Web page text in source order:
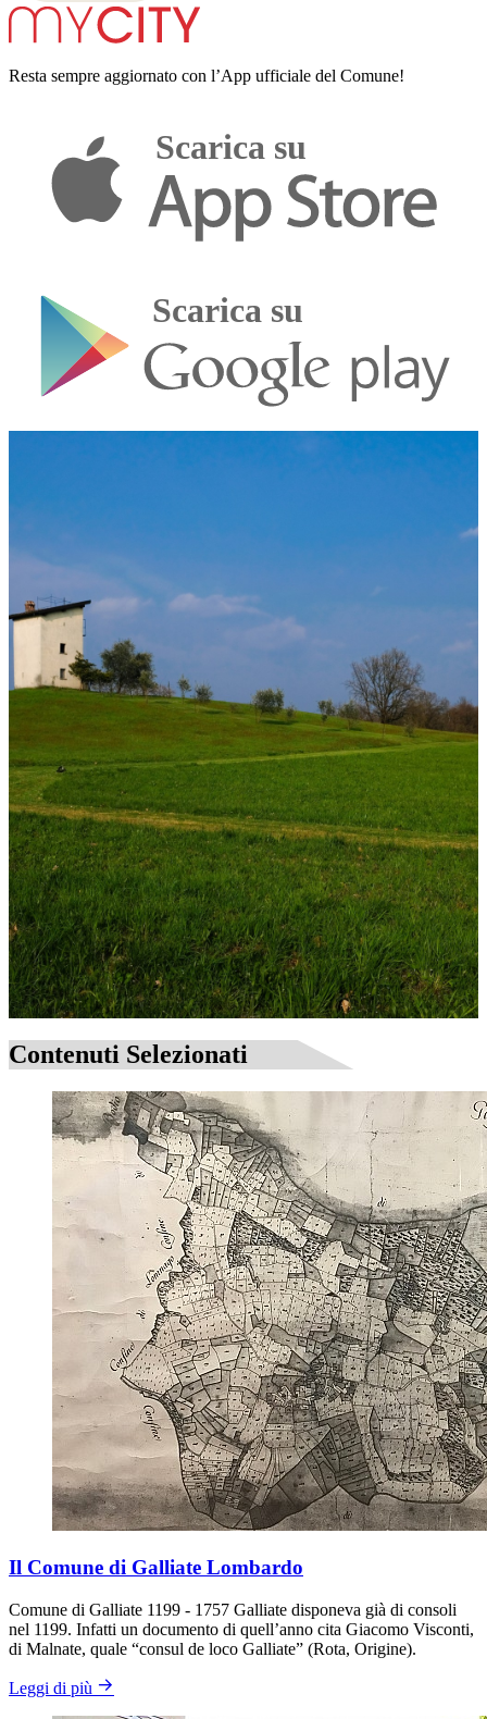
Resta sempre aggiornato con l’App ufficiale del Comune!
Contenuti Selezionati
Il Comune di Galliate Lombardo
Comune di Galliate 1199 - 1757 Galliate disponeva già di consoli
nel 1199. Infatti un documento di quell’anno cita Giacomo Visconti,
di Malnate, quale “consul de loco Galliate” (Rota, Origine).
Leggi di più